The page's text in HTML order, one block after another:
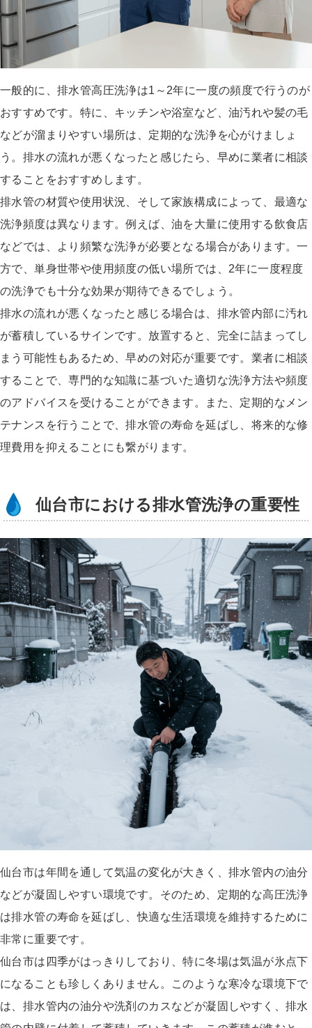
一般的に、排水管高圧洗浄は1～2年に一度の頻度で行うのが
おすすめです。特に、キッチンや浴室など、油汚れや髪の毛
などが溜まりやすい場所は、定期的な洗浄を心がけましょ
う。排水の流れが悪くなったと感じたら、早めに業者に相談
することをおすすめします。
排水管の材質や使用状況、そして家族構成によって、最適な
洗浄頻度は異なります。例えば、油を大量に使用する飲食店
などでは、より頻繁な洗浄が必要となる場合があります。一
方で、単身世帯や使用頻度の低い場所では、2年に一度程度
の洗浄でも十分な効果が期待できるでしょう。
排水の流れが悪くなったと感じる場合は、排水管内部に汚れ
が蓄積しているサインです。放置すると、完全に詰まってし
まう可能性もあるため、早めの対応が重要です。業者に相談
することで、専門的な知識に基づいた適切な洗浄方法や頻度
のアドバイスを受けることができます。また、定期的なメン
テナンスを行うことで、排水管の寿命を延ばし、将来的な修
理費用を抑えることにも繋がります。
仙台市における排水管洗浄の重要性
仙台市は年間を通して気温の変化が大きく、排水管内の油分
などが凝固しやすい環境です。そのため、定期的な高圧洗浄
は排水管の寿命を延ばし、快適な生活環境を維持するために
非常に重要です。
仙台市は四季がはっきりしており、特に冬場は気温が氷点下
になることも珍しくありません。このような寒冷な環境下で
は、排水管内の油分や洗剤のカスなどが凝固しやすく、排水